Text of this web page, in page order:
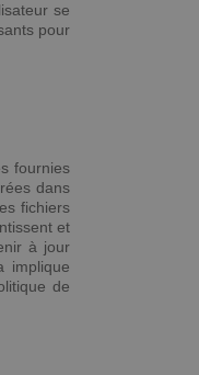
se
pour
fournies
dans
fichiers
et
à jour
implique
de